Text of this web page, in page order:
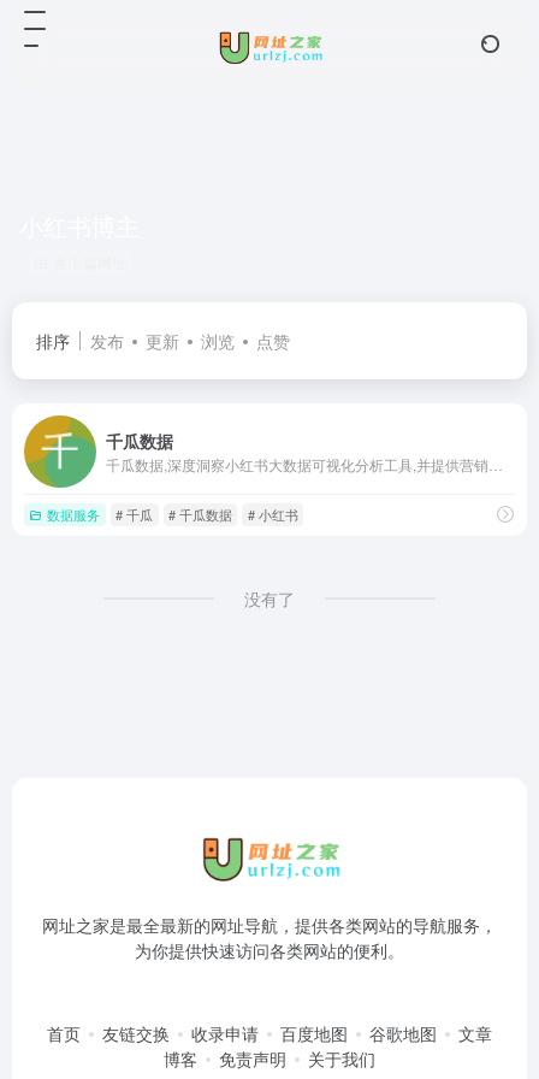
排序 发布 更新 浏览 点赞
千瓜数据
数据服务 # 千瓜 # 千瓜数据 # 小红书
没有了
网址之家是最全最新的网址导航，提供各类网站的导航服务，
为你提供快速访问各类网站的便利。
首页 友链交换 收录申请 百度地图 谷歌地图
文章
博客
免责声明 关于我们